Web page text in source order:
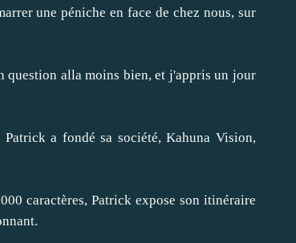
une péniche en face de chez nous, sur
question alla moins bien, et j'appris un jour
Patrick a fondé sa société,Kahuna Vision,
caractères, Patrick expose son itinéraire